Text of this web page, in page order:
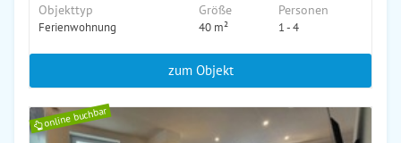
Objekttyp
Ferienwohnung
Größe
40 m²
Personen
1 - 4
zum Objekt
online buchbar